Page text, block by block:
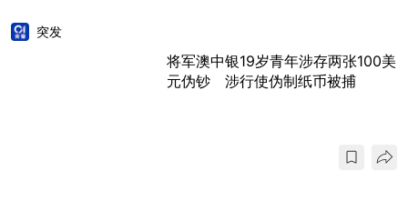
突发
将军澳中银19岁青年涉存两张100美
元伪钞 涉行使伪制纸币被捕